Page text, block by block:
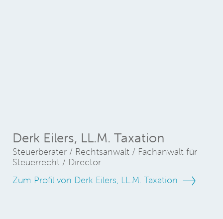
Derk Eilers, LL.M. Taxation
Steuerberater / Rechtsanwalt / Fachanwalt für
Steuerrecht / Director
Zum Profil von Derk Eilers, LL.M. Taxation